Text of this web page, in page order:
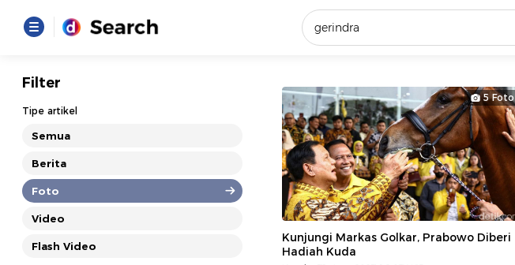
Loading...
Promoted
Terakhir yang dicari
Loading...
Filter
Tipe artikel
Semua
Berita
Foto
Video
Flash Video
5 Foto
Kunjungi Markas Golkar, Prabowo Diberi
Hadiah Kuda